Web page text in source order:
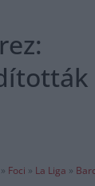
» Foci » La Liga »